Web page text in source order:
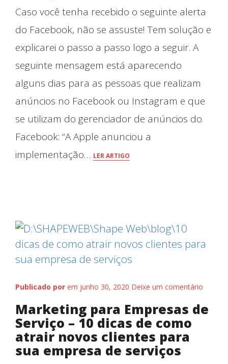
Caso você tenha recebido o seguinte alerta
do Facebook, não se assuste! Tem solução e
explicarei o passo a passo logo a seguir. A
seguinte mensagem está aparecendo
alguns dias para as pessoas que realizam
anúncios no Facebook ou Instagram e que
se utilizam do gerenciador de anúncios do
Facebook: “A Apple anunciou a
implementação… LER ARTIGO
Publicado por em junho 30, 2020 Deixe um comentário
Marketing para Empresas de
Serviço – 10 dicas de como
atrair novos clientes para
sua empresa de serviços